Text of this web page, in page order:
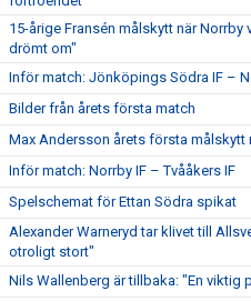
15-årige Fransén målskytt när Norrby
drömt om"
Inför match: Jönköpings Södra IF –
Bilder från årets första match
Max Andersson årets första målskytt
Inför match: Norrby IF – Tvååkers IF
Spelschemat för Ettan Södra spikat
Alexander Warneryd tar klivet till
otroligt stort"
Nils Wallenberg är tillbaka: "En viktig